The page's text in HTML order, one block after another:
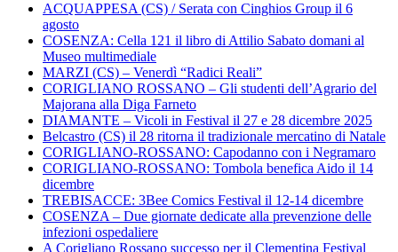
ACQUAPPESA (CS) / Serata con Cinghios Group il 6
agosto
COSENZA: Cella 121 il libro di Attilio Sabato domani al
Museo multimediale
MARZI (CS) – Venerdì “Radici Reali”
CORIGLIANO ROSSANO – Gli studenti dell’Agrario del
Majorana alla Diga Farneto
DIAMANTE – Vicoli in Festival il 27 e 28 dicembre 2025
Belcastro (CS) il 28 ritorna il tradizionale mercatino di Natale
CORIGLIANO-ROSSANO: Capodanno con i Negramaro
CORIGLIANO-ROSSANO: Tombola benefica Aido il 14
dicembre
TREBISACCE: 3Bee Comics Festival il 12-14 dicembre
COSENZA – Due giornate dedicate alla prevenzione delle
infezioni ospedaliere
A Corigliano Rossano successo per il Clementina Festival